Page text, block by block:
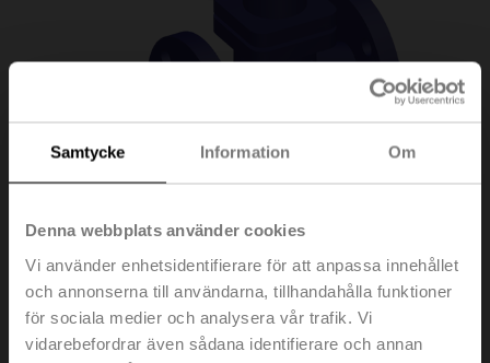
Samtycke Information Om
Denna webbplats använder cookies
Vi använder enhetsidentifierare för att anpassa innehållet
och annonserna till användarna, tillhandahålla funktioner
för sociala medier och analysera vår trafik. Vi
vidarebefordrar även sådana identifierare och annan
H6015X1P6-
S2+SVC24A-SZ-TPC